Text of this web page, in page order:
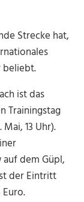
Strecke hat,
beliebt.
ist das
Trainingstag
13 Uhr).
dem Güpl,
der Eintritt